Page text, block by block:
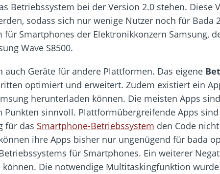
Betriebssystem bei der Version 2.0 stehen.
sodass sich nur wenige Nutzer noch für Bada
Smartphones der Elektronikkonzern Samsung,
Wave S8500.
Geräte für andere Plattformen. Das eigene
optimiert und erweitert. Zudem existiert ein
herunterladen können. Die meisten Apps
sinnvoll. Plattformübergreifende Apps
für das Smartphone-Betriebssystem den Code
ihre Apps bisher nur ungenügend für bada
für Smartphones. Ein weiterer
Die notwendige Multitaskingfunktion